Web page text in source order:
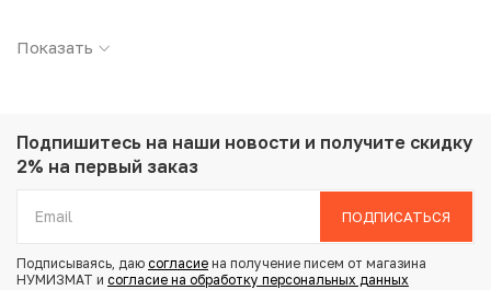
Страна: Япония
Проба: 800
Вес: 2.7 г
Тираж: 12.000.000
Показать
Подпишитесь на наши новости и получите скидку
2% на первый заказ
ПОДПИСАТЬСЯ
Подписываясь, даю согласие на получение писем от магазина
НУМИЗМАТ и согласие на обработку персональных данных